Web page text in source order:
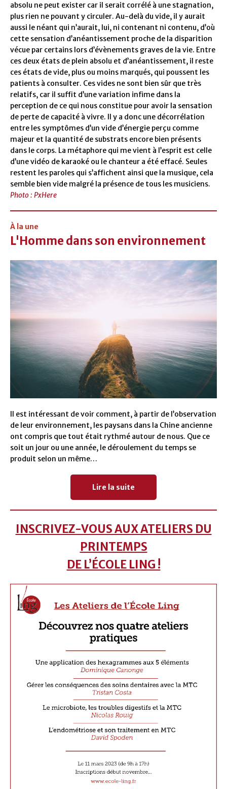
absolu ne peut exister car il serait corrélé à une stagnation,
plus rien ne pouvant y circuler. Au-delà du vide, il y aurait
aussi le néant qui n’aurait, lui, ni contenant ni contenu, d’où
cette sensation d’anéantissement proche de la disparition
vécue par certains lors d’évènements graves de la vie. Entre
ces deux états de plein absolu et d’anéantissement, il reste
ces états de vide, plus ou moins marqués, qui poussent les
patients à consulter. Ces vides ne sont bien sûr que très
relatifs, car il suffit d’une variation infime dans la
perception de ce qui nous constitue pour avoir la sensation
de perte de capacité à vivre. Il y a donc une décorrélation
entre les symptômes d’un vide d’énergie perçu comme
majeur et la quantité de substrats encore bien présents
dans le corps. La métaphore qui me vient à l’esprit est celle
d’une vidéo de karaoké ou le chanteur a été effacé. Seules
restent les paroles qui s’affichent ainsi que la musique, cela
semble bien vide malgré la présence de tous les musiciens.
Photo : PxHere
À la une
L'Homme dans son environnement
Il est intéressant de voir comment, à partir de l’observation
de leur environnement, les paysans dans la Chine ancienne
ont compris que tout était rythmé autour de nous. Que ce
soit un jour ou une année, le déroulement du temps se
produit selon un même…
Lire la suite
INSCRIVEZ-VOUS AUX ATELIERS DU
PRINTEMPS
DE L’ÉCOLE LING !